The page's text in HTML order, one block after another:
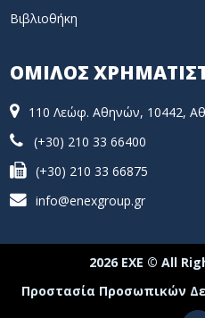
Βιβλιοθήκη
ΟΜΙΛΟΣ
110 Λεώφ. Αθηνών, 10442,
(+30) 210 33 66400
(+30) 210 33 66875
info@enexgroup.gr
2026 ΕΧΕ © All
Προστασία Προσωπικών